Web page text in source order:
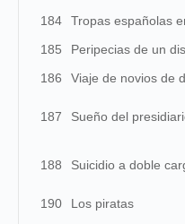
184
Tropas españolas
185
Peripecias de un
186
Viaje de novios de
187 Sueño del
188 Suicidio a doble
190
Los piratas